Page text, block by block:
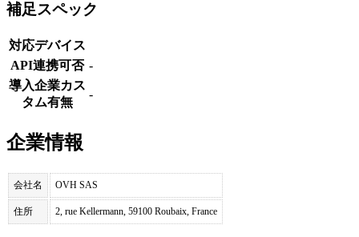
補足スペック
対応デバイス
API連携可否 -
導入企業カス
タム有無
-
企業情報
会社名 OVH SAS
住所 2, rue Kellermann, 59100 Roubaix, France